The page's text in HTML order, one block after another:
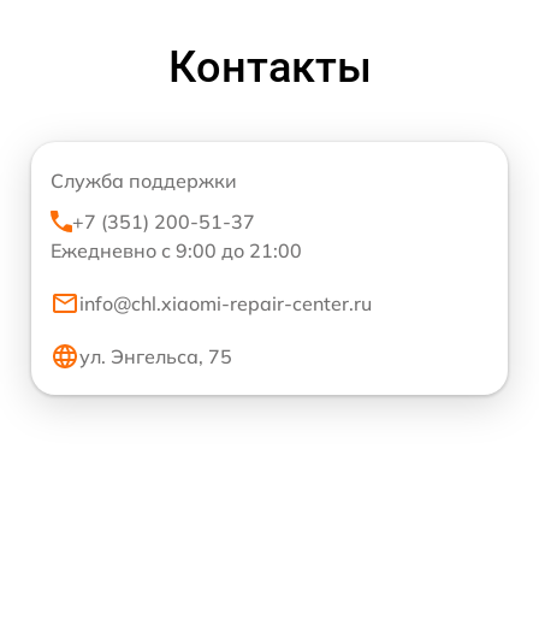
Контакты
Служба поддержки
+7 (351) 200-51-37
Ежедневно с 9:00 до 21:00
info@chl.xiaomi-repair-center.ru
ул. Энгельса, 75